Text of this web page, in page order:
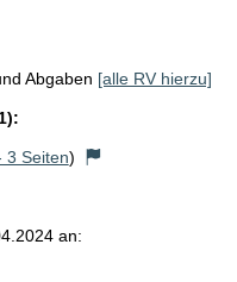
Abgaben [alle RV hierzu]
3 Seiten)
an: